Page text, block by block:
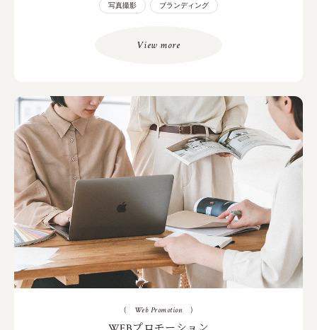
写真撮影 ブランディング
View more
( Web Promotion)